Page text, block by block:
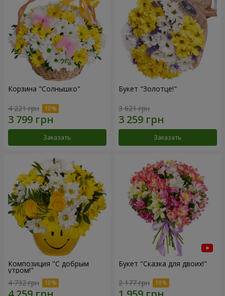
Корзина "Солнышко"
4 221 грн
Заказать
Букет "Золотце!"
3 621 грн
Заказать
Композиция "С добрым
утром!"
4 732 грн
Букет "Сказка для двоих!"
2 177 грн